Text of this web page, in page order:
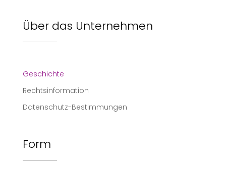
Über das Unternehmen
Geschichte
Rechtsinformation
Datenschutz-Bestimmungen
Form